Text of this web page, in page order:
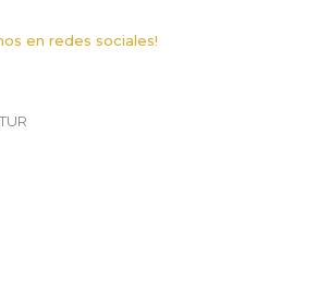
en redes sociales!